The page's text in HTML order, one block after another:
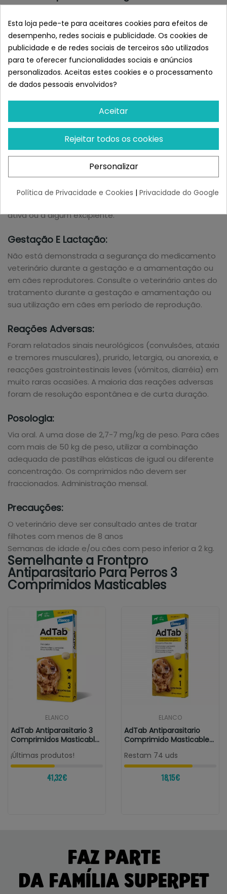
mg (para cães 2-4 Kg); afoxolaner 28,3 mg (para cães
>4-10 kg); afoxolaner 68,0 mg (para cães >10-25 kg);
afoxolaner 136,0 mg (para cães >25-50 kg).
Indicações:
Tratamento das infestações por pulgas
(Ctenocephalides felis e C. canis) durante pelo menos
5 semanas e carrapatos (Dermacentor reticulatus,
Ixodes ricinus, Rhipicephalus sanguineus) por pelo
menos um mês. Pulgas e carrapatos devem aderir ao
hospedeiro e começar a alimentar-se para ser
exposta à substância activa.
Contra-Indicações:
ativa ou a algum excipiente.
Gestação E Lactação:
Não está demonstrada a segurança do medicamento
veterinário durante a gestação e a amamentação ou
em cães reprodutores. Consulte o veterinário antes do
tratamento durante a gestação e amamentação ou
sua utilização em cães em período de reprodução.
Reações Adversas:
Foram relatados sinais neurológicos (convulsões, ataxia
e tremores musculares), prurido, letargia, ou anorexia, e
reacções gastrointestinais leves (vómitos, diarréia) em
muito raras ocasiões. A maioria das reações adversas
foram de resolução espontânea e de curta duração.
Posologia:
Via oral. A uma dose de 2,7-7 mg/kg de peso. Para cães
com mais de 50 kg de peso, utilizar a combinação
adequada de pastilhas elásticas de igual ou diferente
concentração. Os comprimidos não devem ser
fraccionados. Administração mensal.
Precauções:
O veterinário deve ser consultado antes de tratar
filhotes com menos de 8 anos
Semanas de idade e/ou cães com peso inferior a 2 kg.
Semelhante a Frontpro
Antiparasitario Para Perros 3
Comprimidos Masticables
ELANCO
AdTab Antiparasitario 3
Comprimidos Masticables
Para...
¡Últimas produtos!
41,32 €
ELANCO
AdTab Antiparasitario
Comprimido Masticable
Restam 74 uds
18,15 €
FAZ PARTE
DA FAMÍLIA SUPERPET
Esta loja pede-te para aceitares cookies para efeitos de
desempenho, redes sociais e publicidade. Os cookies de
publicidade e de redes sociais de terceiros são utilizados
para te oferecer funcionalidades sociais e anúncios
personalizados. Aceitas estes cookies e o processamento
de dados pessoais envolvidos?
Aceitar
Rejeitar todos os cookies
Personalizar
Política de Privacidade e Cookies | Privacidade do Google